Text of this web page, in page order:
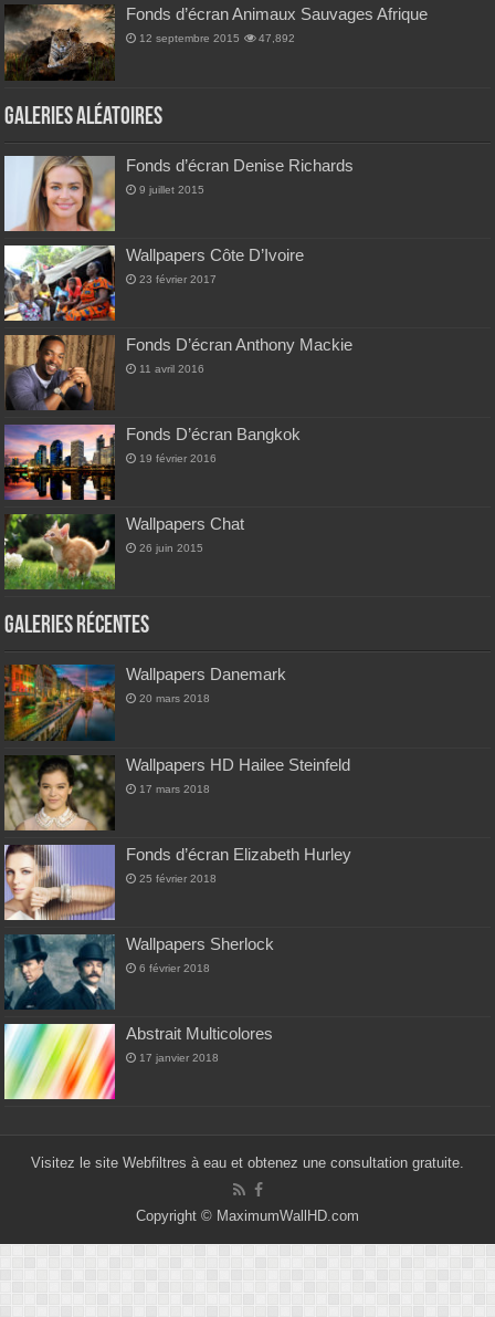
Fonds d’écran Animaux Sauvages Afrique
12 septembre 2015 47,892
Galeries Aléatoires
Fonds d’écran Denise Richards
9 juillet 2015
Wallpapers Côte D’Ivoire
23 février 2017
Fonds D’écran Anthony Mackie
11 avril 2016
Fonds D’écran Bangkok
19 février 2016
Wallpapers Chat
26 juin 2015
Galeries Récentes
Wallpapers Danemark
20 mars 2018
Wallpapers HD Hailee Steinfeld
17 mars 2018
Fonds d’écran Elizabeth Hurley
25 février 2018
Wallpapers Sherlock
6 février 2018
Abstrait Multicolores
17 janvier 2018
Visitez le site Webfiltres à eau et obtenez une consultation gratuite.
Copyright © MaximumWallHD.com